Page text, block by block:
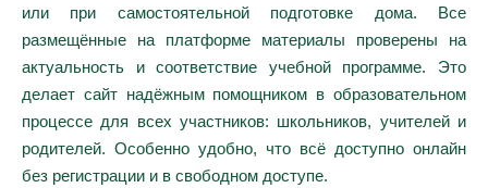
или при самостоятельной подготовке дома. Все
размещённые на платформе материалы проверены на
актуальность и соответствие учебной программе. Это
делает сайт надёжным помощником в образовательном
процессе для всех участников: школьников, учителей и
родителей. Особенно удобно, что всё доступно онлайн
без регистрации и в свободном доступе.